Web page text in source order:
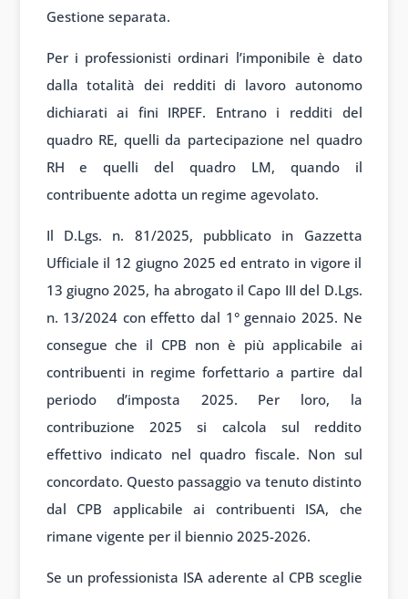
Gestione separata.
Per i professionisti ordinari l’imponibile è dato
dalla totalità dei redditi di lavoro autonomo
dichiarati ai fini IRPEF. Entrano i redditi del
quadro RE, quelli da partecipazione nel quadro
RH e quelli del quadro LM, quando il
contribuente adotta un regime agevolato.
Il D.Lgs. n. 81/2025, pubblicato in Gazzetta
Ufficiale il 12 giugno 2025 ed entrato in vigore il
13 giugno 2025, ha abrogato il Capo III del D.Lgs.
n. 13/2024 con effetto dal 1° gennaio 2025. Ne
consegue che il CPB non è più applicabile ai
contribuenti in regime forfettario a partire dal
periodo d’imposta 2025. Per loro, la
contribuzione 2025 si calcola sul reddito
effettivo indicato nel quadro fiscale. Non sul
concordato. Questo passaggio va tenuto distinto
dal CPB applicabile ai contribuenti ISA, che
rimane vigente per il biennio 2025-2026.
Se un professionista ISA aderente al CPB sceglie